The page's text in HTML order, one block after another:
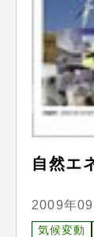
自然エ
2009年09
気候変動